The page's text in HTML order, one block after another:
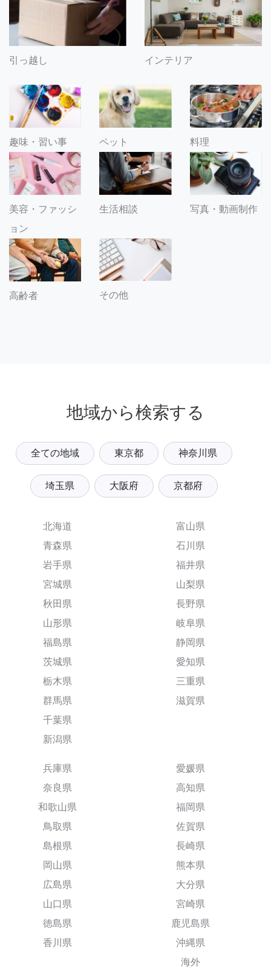
引っ越し インテリア
趣味・習い事 ペット 料理
美容・ファッシ
ョン
生活相談 写真・動画制作
高齢者 その他
地域から検索する
全ての地域 東京都 神奈川県
埼玉県 大阪府 京都府
北海道
青森県
岩手県
宮城県
秋田県
山形県
福島県
茨城県
栃木県
群馬県
千葉県
新潟県
富山県
石川県
福井県
山梨県
長野県
岐阜県
静岡県
愛知県
三重県
滋賀県
兵庫県
奈良県
和歌山県
鳥取県
島根県
岡山県
広島県
山口県
徳島県
香川県
愛媛県
高知県
福岡県
佐賀県
長崎県
熊本県
大分県
宮崎県
鹿児島県
沖縄県
海外